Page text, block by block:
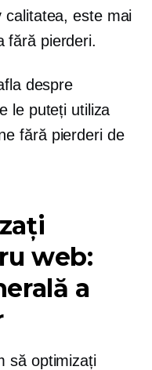
calitatea, este mai
fără pierderi.
despre
le puteți utiliza
fără pierderi de
web:
a
să optimizați